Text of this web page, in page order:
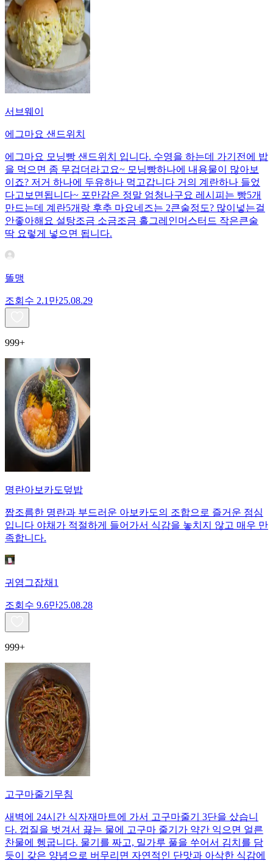
서브웨이
에그마요 샌드위치
에그마요 모닝빵 샌드위치 입니다. 수영을 하는데 가기전에 밥
을 먹으면 좀 무겁더라고요~ 모닝빵하나에 내용물이 많아보
이죠? 저거 하나에 두유하나 먹고갑니다 거의 계란하나 들었
다고보면됩니다~ 포만감은 정말 엄청나구요 레시피는 빵5개
만드는데 계란5개랑 후추 마요네즈는 2큰술정도? 많이넣는걸
안좋아해요 설탕조금 소금조금 홀그레인머스터드 작은큰술
딱 요렇게 넣으면 됩니다.
똘맹
조회수 2.1만25.08.29
999+
명란아보카도덮밥
짭조름한 명란과 부드러운 아보카도의 조합으로 즐거운 점심
입니다 야채가 적절하게 들어가서 식감을 놓치지 않고 매우 만
족합니다.
귀염그잡채1
조회수 9.6만25.08.28
999+
고구마줄기무침
새벽에 24시간 식자재마트에 가서 고구마줄기 3단을 샀습니
다. 껍질을 벗겨서 끓는 물에 고구마 줄기가 약간 익으면 얼른
찬물에 헹굽니다. 물기를 짜고, 밀가루 풀을 쑤어서 김치를 담
듯이 갖은 양념으로 버무리면 자연적인 단맛과 아삭한 식감에